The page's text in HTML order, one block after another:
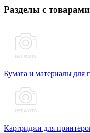
Разделы с
Бумага и материалы для
Картриджи для